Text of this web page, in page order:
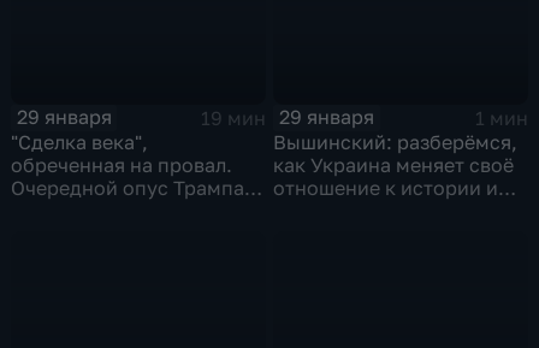
29 января
19 мин
"Сделка века",
обреченная на провал.
Очередной опус Трампа.
29 января
1 мин
Вышинский: разберёмся,
как Украина меняет своё
отношение к истории и